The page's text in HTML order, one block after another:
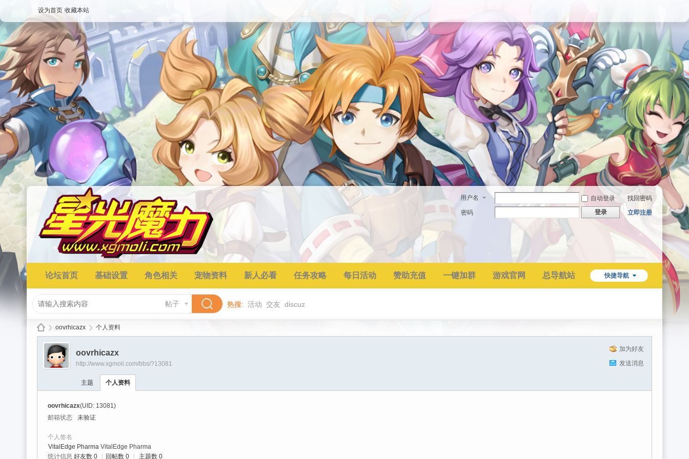
设为首页 收藏本站
用户名 自动登录
找回密码
密码
登录 立即注册
快捷导航
论坛首页 基础设置 角色相关 宠物资料 新人必看 任务攻略 每日活动 赞助充值 一键加群 游戏官网 总导航站
帖子 热搜: 活动 交友 discuz
›
oovrhicazx 个人资料
加为好友
发送消息
oovrhicazx
http://www.xgmoli.com/bbs/?13081
主题 个人资料
oovrhicazx(UID: 13081)
邮箱状态
未验证
个人签名
VitalEdge Pharma VitalEdge Pharma
统计信息 好友数 0 回帖数 0 主题数 0